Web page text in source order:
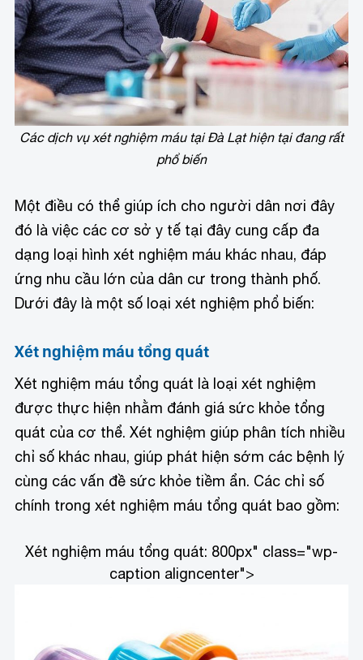
Các dịch vụ xét nghiệm máu tại Đà Lạt hiện tại đang rất
phổ biến
Một điều có thể giúp ích cho người dân nơi đây
đó là việc các cơ sở y tế tại đây cung cấp đa
dạng loại hình xét nghiệm máu khác nhau, đáp
ứng nhu cầu lớn của dân cư trong thành phố.
Dưới đây là một số loại xét nghiệm phổ biến:
Xét nghiệm máu tổng quát
Xét nghiệm máu tổng quát là loại xét nghiệm
được thực hiện nhằm đánh giá sức khỏe tổng
quát của cơ thể. Xét nghiệm giúp phân tích nhiều
chỉ số khác nhau, giúp phát hiện sớm các bệnh lý
cùng các vấn đề sức khỏe tiềm ẩn. Các chỉ số
chính trong xét nghiệm máu tổng quát bao gồm:
Xét nghiệm máu tổng quát: 800px" class="wp-
caption aligncenter">